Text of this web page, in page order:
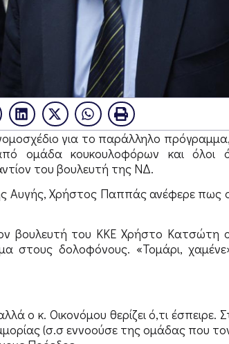
για το παράλληλο πρόγραμμα,
ομάδα κουκουλοφόρων και όλοι
του βουλευτή της ΝΔ.
Αυγής, Χρήστος Παππάς ανέφερε πως ο
βουλευτή του ΚΚΕ Χρήστο Κατσώτη
στους δολοφόνους. «Τομάρι,
ο κ. Οικονόμου θερίζει ό,τι
(σ.σ εννοούσε της ομάδας που